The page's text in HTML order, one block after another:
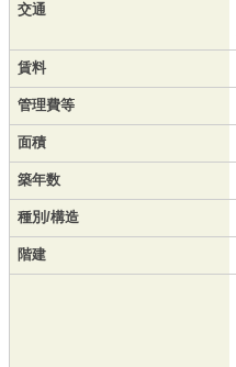
交通
賃料
管理費等
面積
築年数
種別/構造
階建